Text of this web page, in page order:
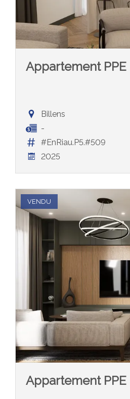
Appartement PPE
Billens
-
#EnRiau.P5.#509
2025
VENDU
Appartement PPE